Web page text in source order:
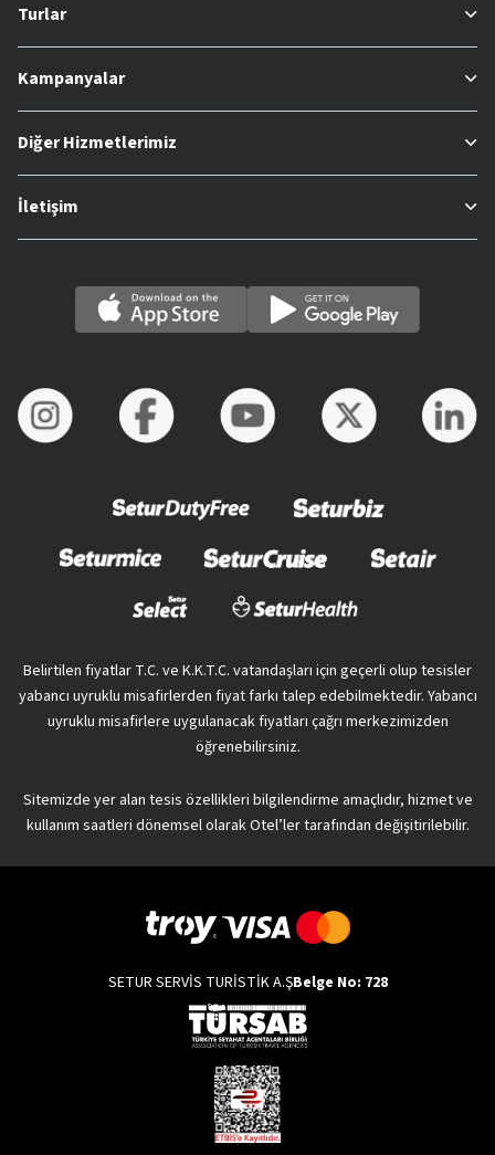
Turlar
Kampanyalar
Diğer Hizmetlerimiz
İletişim
Belirtilen fiyatlar T.C. ve K.K.T.C. vatandaşları için geçerli olup tesisler
yabancı uyruklu misafirlerden fiyat farkı talep edebilmektedir. Yabancı
uyruklu misafirlere uygulanacak fiyatları çağrı merkezimizden
öğrenebilirsiniz.
Sitemizde yer alan tesis özellikleri bilgilendirme amaçlıdır, hizmet ve
kullanım saatleri dönemsel olarak Otel’ler tarafından değişitirilebilir.
SETUR SERVİS TURİSTİK A.ŞBelge No: 728